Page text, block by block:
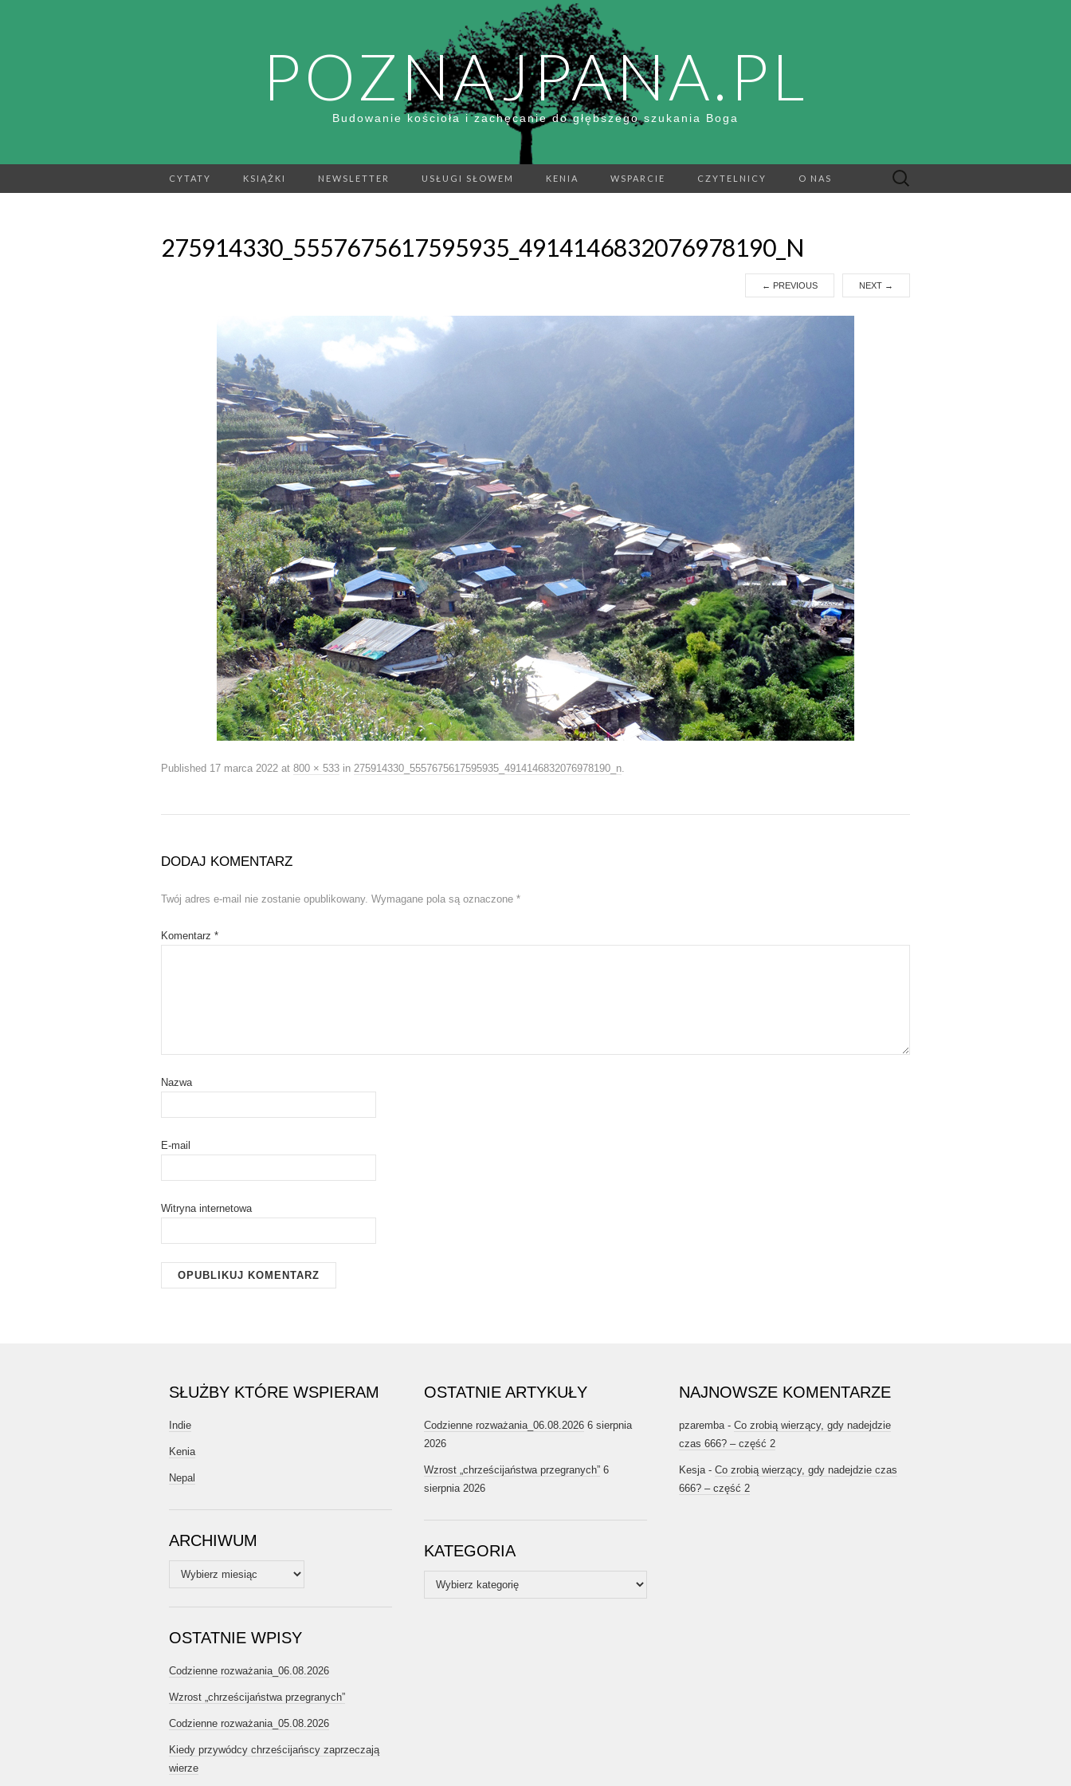
POZNAJPANA.PL
Budowanie kościoła i zachęcanie do głębszego szukania Boga
CYTATY KSIĄŻKI NEWSLETTER USŁUGI SŁOWEM KENIA WSPARCIE CZYTELNICY O NAS Szukaj:
275914330_5557675617595935_4914146832076978190_N
← PREVIOUS NEXT →
Published 17 marca 2022 at 800 × 533 in 275914330_5557675617595935_4914146832076978190_n.
DODAJ KOMENTARZ
Twój adres e-mail nie zostanie opublikowany. Wymagane pola są oznaczone *
Komentarz *
Nazwa
E-mail
Witryna internetowa
SŁUŻBY KTÓRE WSPIERAM
Indie
Kenia
Nepal
ARCHIWUM
Archiwum
OSTATNIE WPISY
Codzienne rozważania_06.08.2026
Wzrost „chrześcijaństwa przegranych”
Codzienne rozważania_05.08.2026
Kiedy przywódcy chrześcijańscy zaprzeczają
wierze
OSTATNIE ARTYKUŁY
Codzienne rozważania_06.08.2026 6 sierpnia
2026
Wzrost „chrześcijaństwa przegranych” 6
sierpnia 2026
KATEGORIA
Kategoria
NAJNOWSZE KOMENTARZE
pzaremba- Co zrobią wierzący, gdy nadejdzie
czas 666? – część 2
Kesja- Co zrobią wierzący, gdy nadejdzie czas
666? – część 2